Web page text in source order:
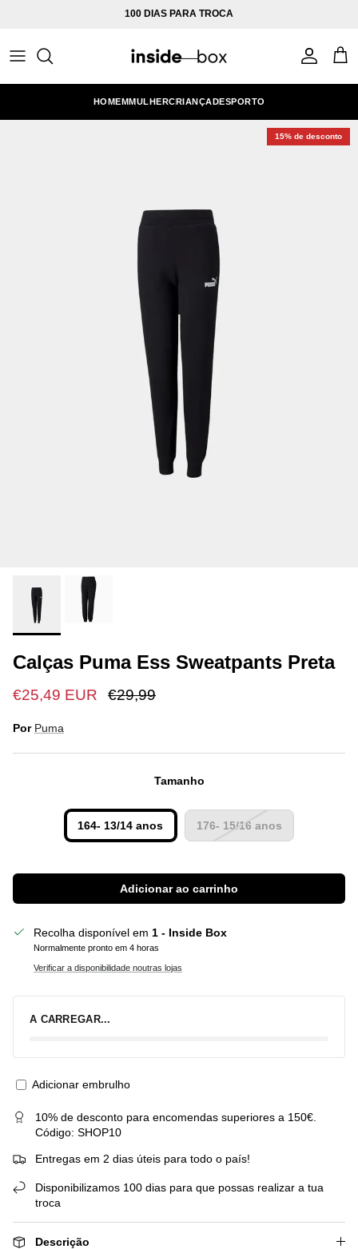
100 DIAS PARA TROCA
Conta
HOMEMMULHERCRIANÇADESPORTO
15% de desconto
Calças Puma Ess Sweatpants Preta
€25,49 EUR €29,99
Por Puma
Tamanho
164- 13/14 anos 176- 15/16 anos
Adicionar ao carrinho
Recolha disponível em 1 - Inside Box
Normalmente pronto em 4 horas
Verificar a disponibilidade noutras lojas
A CARREGAR...
Adicionar embrulho
10% de desconto para encomendas superiores a 150€.
Código: SHOP10
Entregas em 2 dias úteis para todo o país!
Disponibilizamos 100 dias para que possas realizar a tua
troca
Descrição